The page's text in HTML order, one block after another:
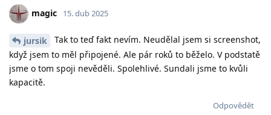
magic 15. dub 2025
jursik
Tak to teď fakt nevím. Neudělal jsem si screenshot,
když jsem to měl připojené. Ale pár roků to běželo. V podstatě
jsme o tom spoji nevěděli. Spolehlivé. Sundali jsme to kvůli
kapacitě.
Odpovědět